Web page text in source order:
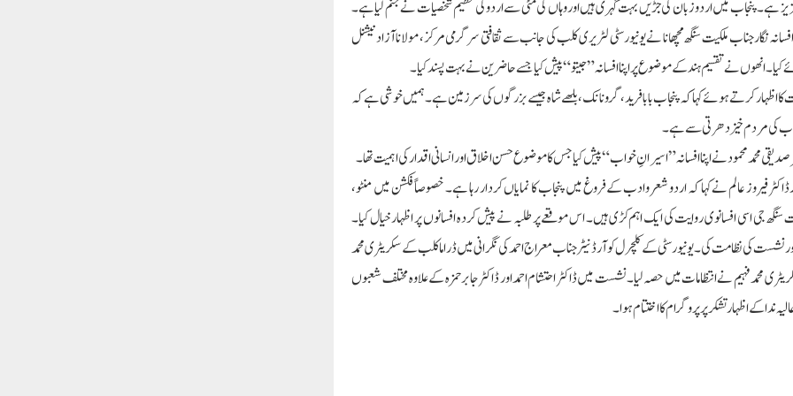
ہے۔ پنجاب میں اردو زبان کی جڑیں بہت گہری ہیں اور وہاں کی مٹی سے اردو کی عظیم شخصیات نے جنم لیا ہے۔
جناب ملکیت سنگھ مچھانا نے یونیورسٹی لٹریری کلب کی جانب سے ثقافتی سرگرمی مرکز، مولانا آزاد نیشنل
انھوں نے تقسیم ہند کے موضوع پر اپنا افسانہ ”جیتو“ پیش کیا جسے حاضرین نے بہت پسند کیا۔
اظہار کرتے ہوئے کہا کہ پنجاب بابا فرید، گرونانک، بلھے شاہ جیسے بزرگوں کی سرزمین ہے۔ ہمیں خوشی ہے کہ
کی مردم خیز دھرتی سے ہے۔
محمد محمود نے اپنا افسانہ ”اسیرانِ خواب“ پیش کیا جس کا موضوع حسن اخلاق اور انسانی اقدار کی اہمیت تھا۔
فیروز عالم نے کہا کہ اردو شعروادب کے فروغ میں پنجاب کا نمایاں کردار رہا ہے۔ خصوصاً فکشن میں منٹو،
سنگھ جی اسی افسانوی روایت کی ایک اہم کڑی ہیں۔ اس موقعے پر طلبہ نے پیش کردہ افسانوں پر اظہار خیال کیا۔
کی نظامت کی۔ یونیورسٹی کے کلچرل کوآرڈنیٹر جناب معراج احمد کی نگرانی میں ڈراما کلب کے سکریٹری محمد
فہیم نے انتظامات میں حصہ لیا۔ نشست میں ڈاکٹر احتشام احمد اور ڈاکٹر جابر حمزہ کے علاوہ مختلف شعبوں
کے اظہار تشکر پر پروگرام کا اختتام ہوا۔